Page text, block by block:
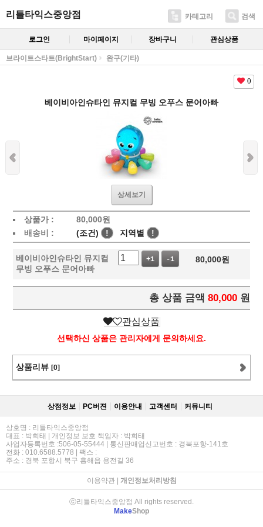
리틀타익스중앙점 카테고리 검색
로그인 마이페이지 장바구니 관심상품
브라이트스타트(BrightStart) 완구(기타)
0
베이비아인슈타인 뮤지컬 무빙 오푸스 문어아빠
상세보기
상품가 : 80,000원
배송비 :
(조건) ! 지역별 !
베이비아인슈타인 뮤지컬
무빙 오푸스 문어아빠
+1 -1 80,000원
총 상품 금액 80,000 원
관심상품
선택하신 상품은 관리자에게 문의하세요.
상품리뷰 [0]
상점정보 PC버젼 이용안내 고객센터 커뮤니티
상호명 : 리틀타익스중앙점
대표 : 박희태 | 개인정보 보호 책임자 : 박희태
사업자등록번호 :506-05-55444 | 통신판매업신고번호 : 경북포항-141호
전화 : 010.6588.5778 | 팩스 :
주소 : 경북 포항시 북구 흥해읍 용전길 36
이용약관| 개인정보처리방침
ⓒ리틀타익스중앙점 All rights reserved.
MakeShop